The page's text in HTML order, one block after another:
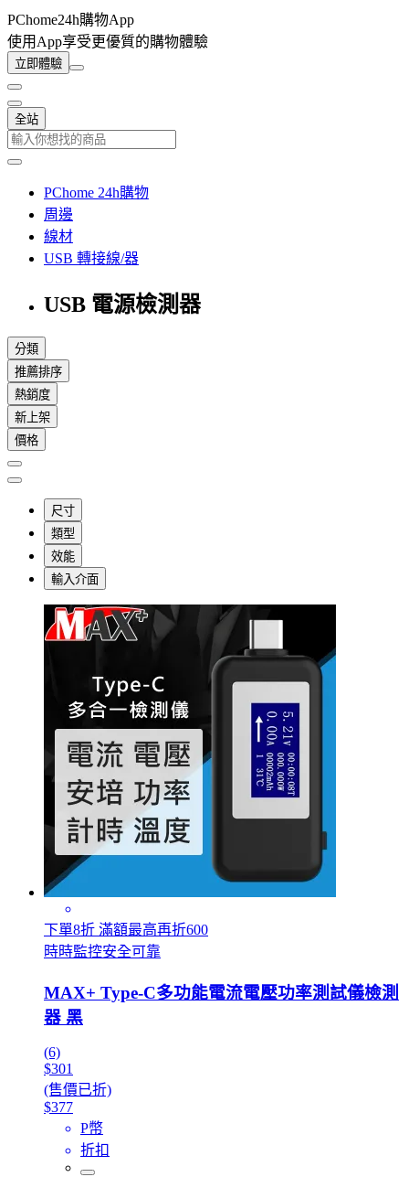
PChome24h購物App
使用App享受更優質的購物體驗
立即體驗
全站
PChome 24h購物
周邊
線材
USB 轉接線/器
USB 電源檢測器
分類
推薦排序
熱銷度
新上架
價格
尺寸
類型
效能
輸入介面
下單8折 滿額最高再折600
時時監控安全可靠
MAX+ Type-C多功能電流電壓功率測試儀檢測
器 黑
(6)
$301
(售價已折)
$377
P幣
折扣